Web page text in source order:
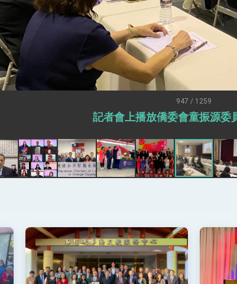
庫「德國馬歇爾基金會」訪問團一行，深化跨大西洋戰略夥伴
卓揆期勉爭取時間完成「臺美對等貿易協定」簽署
結果有助臺灣取得有利戰略地位 全力支持「臺美對等貿易協
作，整合台灣雄厚數位實力，達成固邦榮邦目標
外交表現，高度支持「總合外交」與台歐美日關係深化
總統以「韌性之島，希望之光」為題發表2026新 年談話
安行動方案」記者會 強調以實力守護台海和平 以決心掌
947 / 1259
記者會上播放僑委會童振源委